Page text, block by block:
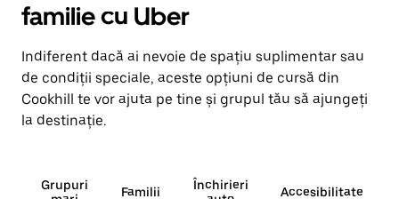
familie cu Uber
Indiferent dacă ai nevoie de spațiu suplimentar sau
de condiții speciale, aceste opțiuni de cursă din
Cookhill te vor ajuta pe tine și grupul tău să ajungeți
la destinație.
Grupuri
Familii
Închirieri
Accesibilitate